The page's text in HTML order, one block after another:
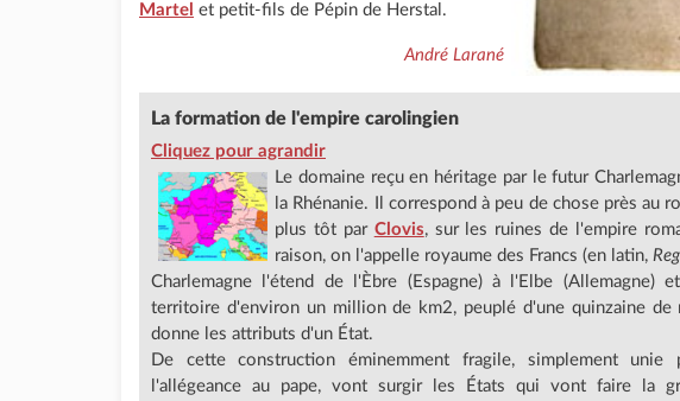
Martel et petit-fils de Pépin de Herstal.
André Larané
La formation de l'empire carolingien
Cliquez pour agrandir
Le domaine reçu en héritage par le futur
la Rhénanie. Il correspond à peu de chose près au
plus tôt par Clovis, sur les ruines de l'empire
raison, on l'appelle royaume des Francs (en latin,
Charlemagne l'étend de l'Èbre (Espagne) à l'Elbe (Allemagne)
territoire d'environ un million de km2, peuplé d'une quinzaine de
donne les attributs d'un État.
De cette construction éminemment fragile, simplement
l'allégeance au pape, vont surgir les États qui vont faire la